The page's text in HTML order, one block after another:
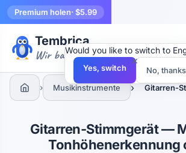
Premium holen· $5.99
Tembrica
Wir bauen Werkzeuge
› Musikinstrumente › Gitarren-
Gitarren-Stimmgerät —
Tonhöhenerkennung
×
Would you like to switch to
Yes, switch No, thanks